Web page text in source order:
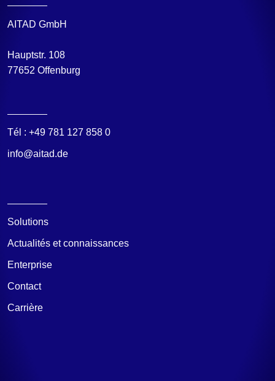
AITAD GmbH
Hauptstr. 108
77652 Offenburg
Tél : +49 781 127 858 0
info@aitad.de
Solutions
Actualités et connaissances
Enterprise
Contact
Carrière